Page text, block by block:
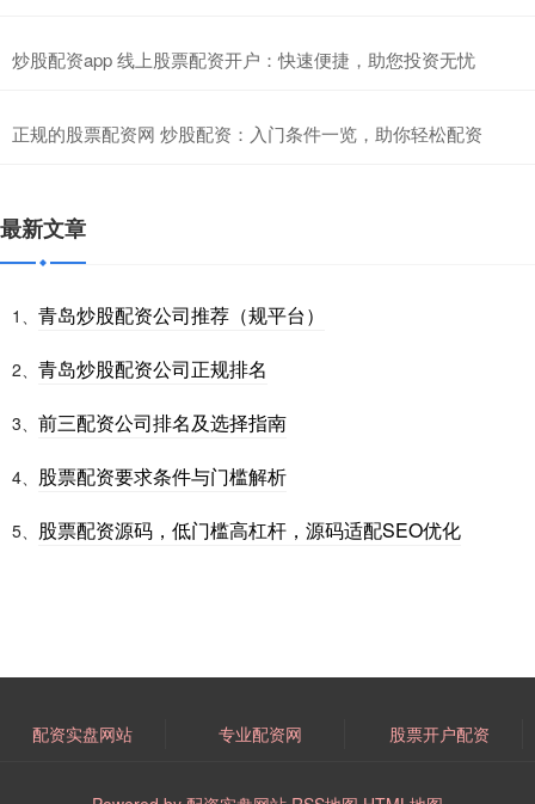
炒股配资app 线上股票配资开户：快速便捷，助您投资无忧
正规的股票配资网 炒股配资：入门条件一览，助你轻松配资
最新文章
1、 青岛炒股配资公司推荐（规平台）
2、 青岛炒股配资公司正规排名
3、 前三配资公司排名及选择指南
4、 股票配资要求条件与门槛解析
5、 股票配资源码，低门槛高杠杆，源码适配SEO优化
配资实盘网站 专业配资网 股票开户配资